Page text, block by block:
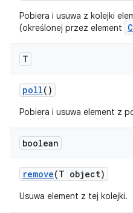
Pobiera i usuwa z kolejki
(określonej przez element
T
poll()
Pobiera i usuwa element z
boolean
remove(T object)
Usuwa element z tej kolejki.